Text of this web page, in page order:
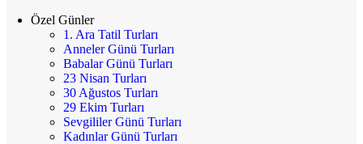
Özel Günler
1. Ara Tatil Turları
Anneler Günü Turları
Babalar Günü Turları
23 Nisan Turları
30 Ağustos Turları
29 Ekim Turları
Sevgililer Günü Turları
Kadınlar Günü Turları